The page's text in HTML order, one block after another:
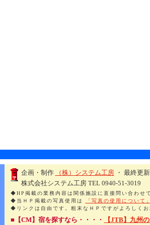
企画・制作 （株）システム工房・ 最終更
株式会社システム工房 TEL 0940-51-3019
◆HP掲載の業務内容は関係施設に直接問い合わせ
◆当ＨＰ掲載の写真使用は
「写真の使用について
◆リンクは自由です。粗末なＨＰですがよろしく
■【CM】宿を探すなら・・・・
【JTB】九州